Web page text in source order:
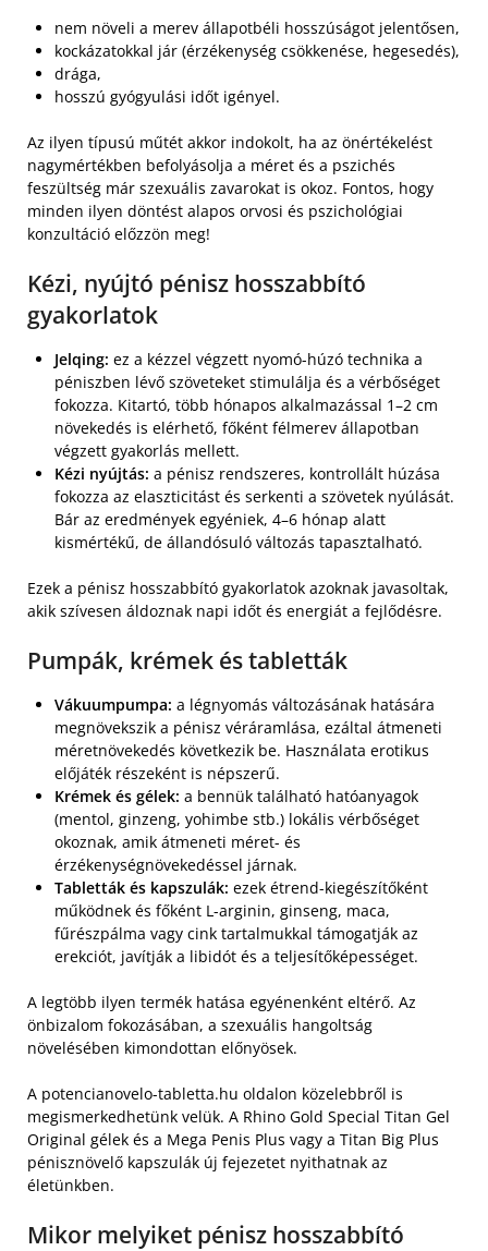
nem növeli a merev állapotbéli hosszúságot jelentősen,
kockázatokkal jár (érzékenység csökkenése, hegesedés),
drága,
hosszú gyógyulási időt igényel.
Az ilyen típusú műtét akkor indokolt, ha az önértékelést
nagymértékben befolyásolja a méret és a pszichés
feszültség már szexuális zavarokat is okoz. Fontos, hogy
minden ilyen döntést alapos orvosi és pszichológiai
konzultáció előzzön meg!
Kézi, nyújtó pénisz hosszabbító
gyakorlatok
Jelqing: ez a kézzel végzett nyomó-húzó technika a
péniszben lévő szöveteket stimulálja és a vérbőséget
fokozza. Kitartó, több hónapos alkalmazással 1–2 cm
növekedés is elérhető, főként félmerev állapotban
végzett gyakorlás mellett.
Kézi nyújtás: a pénisz rendszeres, kontrollált húzása
fokozza az elaszticitást és serkenti a szövetek nyúlását.
Bár az eredmények egyéniek, 4–6 hónap alatt
kismértékű, de állandósuló változás tapasztalható.
Ezek a pénisz hosszabbító gyakorlatok azoknak javasoltak,
akik szívesen áldoznak napi időt és energiát a fejlődésre.
Pumpák, krémek és tabletták
Vákuumpumpa: a légnyomás változásának hatására
megnövekszik a pénisz véráramlása, ezáltal átmeneti
méretnövekedés következik be. Használata erotikus
előjáték részeként is népszerű.
Krémek és gélek: a bennük található hatóanyagok
(mentol, ginzeng, yohimbe stb.) lokális vérbőséget
okoznak, amik átmeneti méret- és
érzékenységnövekedéssel járnak.
Tabletták és kapszulák: ezek étrend-kiegészítőként
működnek és főként L-arginin, ginseng, maca,
fűrészpálma vagy cink tartalmukkal támogatják az
erekciót, javítják a libidót és a teljesítőképességet.
A legtöbb ilyen termék hatása egyénenként eltérő. Az
önbizalom fokozásában, a szexuális hangoltság
növelésében kimondottan előnyösek.
A potencianovelo-tabletta.hu oldalon közelebbről is
megismerkedhetünk velük. A Rhino Gold Special Titan Gel
Original gélek és a Mega Penis Plus vagy a Titan Big Plus
pénisznövelő kapszulák új fejezetet nyithatnak az
életünkben.
Mikor melyiket pénisz hosszabbító